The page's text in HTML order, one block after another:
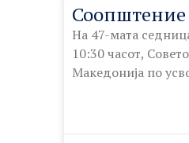
На 47-мата
10:30 часот,
Македонија по